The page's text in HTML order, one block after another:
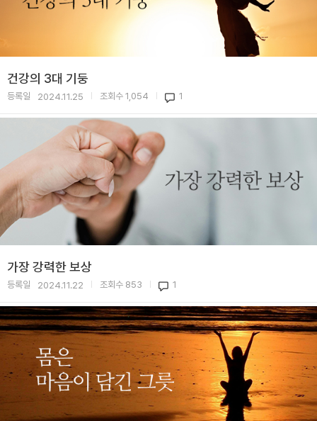
건강의 3대 기둥
등록일 2024.11.25 조회수 1,054 1
가장 강력한 보상
등록일 2024.11.22 조회수 853 1